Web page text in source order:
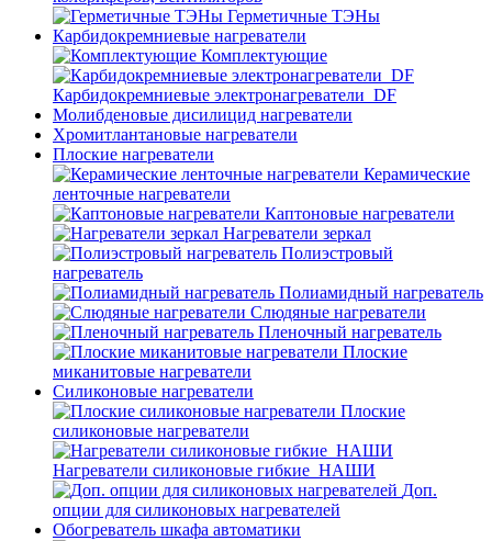
Герметичные ТЭНы
Карбидокремниевые нагреватели
Комплектующие
Карбидокремниевые электронагреватели_DF
Молибденовые дисилицид нагреватели
Хромитлантановые нагреватели
Плоские нагреватели
Керамические
ленточные нагреватели
Каптоновые нагреватели
Нагреватели зеркал
Полиэстровый
нагреватель
Полиамидный нагреватель
Слюдяные нагреватели
Пленочный нагреватель
Плоские
миканитовые нагреватели
Силиконовые нагреватели
Плоские
силиконовые нагреватели
Нагреватели силиконовые гибкие_НАШИ
Доп.
опции для силиконовых нагревателей
Обогреватель шкафа автоматики